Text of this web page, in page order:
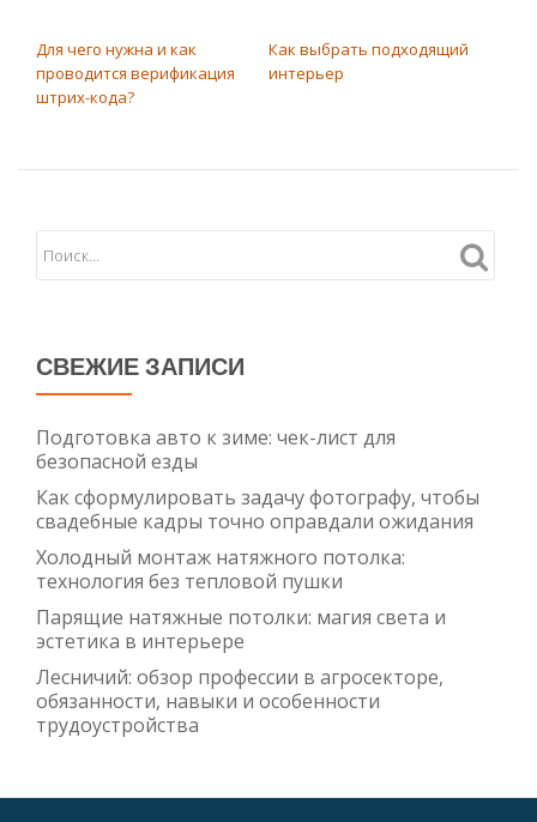
Для чего нужна и как
проводится верификация
штрих-кода?
Как выбрать подходящий
интерьер
СВЕЖИЕ ЗАПИСИ
Подготовка авто к зиме: чек-лист для
безопасной езды
Как сформулировать задачу фотографу, чтобы
свадебные кадры точно оправдали ожидания
Холодный монтаж натяжного потолка:
технология без тепловой пушки
Парящие натяжные потолки: магия света и
эстетика в интерьере
Лесничий: обзор профессии в агросекторе,
обязанности, навыки и особенности
трудоустройства